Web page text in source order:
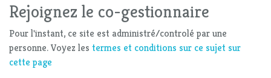
Rejoignez le co-gestionnaire
Pour l'instant, ce site est administré/controlé par une
personne. Voyez les termes et conditions sur ce sujet sur
cette page